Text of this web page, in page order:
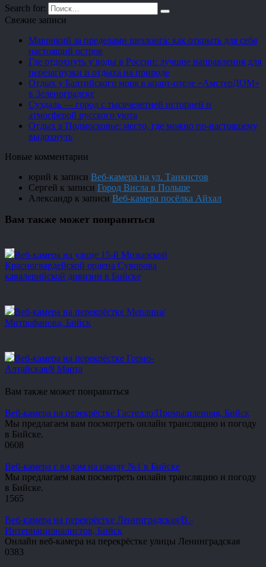
Search for:
Свежие записи
Маврикий за пределами шезлонга: как открыть для себя
настоящий остров
Где отдохнуть у воды в России: лучшие направления для
перезагрузки и отдыха на природе
Отдых у Балтийского моря в апарт-отеле «АмстерДОМ»
в Зеленоградске
Суздаль — город с тысячелетней историей и
атмосферой русского уюта
Отдых в Подмосковье: место, где можно по-настоящему
выдохнуть
Новые комментарии
юрий к записи Веб-камера на ул. Танкистов
Сергей к записи Город Висла в Польше
Александр к записи Веб-камера посёлка Айхал
Вам также может понравиться
Веб-камера на улице 15-й Мозырской
Красногвардейской ордена Суворова
кавалерийской дивизии в Бийске
Веб-камера на перекрёстке Мерлина/
Митрофанова, Бийск
Веб-камера на перекрёстке Горно-
Алтайская/8 Марта
Вам также может понравиться
Веб-камера на перекрёстке Гастелло/Промышленная, Бийск
Мы предлагаем вам посмотреть онлайн трансляцию и погоду
в Бийске.
0608
Веб-камера с видом на школу №1 в Бийске
Мы предлагаем вам посмотреть онлайн трансляцию и погоду
в Бийске.
1 565
Веб-камера на перекрёстке Ленинградская/В.-
Интернационалистов, Бийск
Онлайн веб-камера на перекрёстке улицы Ленинградская
0383